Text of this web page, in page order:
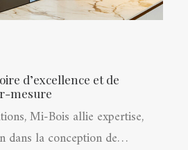
d’excellence et de
mesure
Mi-Bois allie expertise,
dans la conception de…